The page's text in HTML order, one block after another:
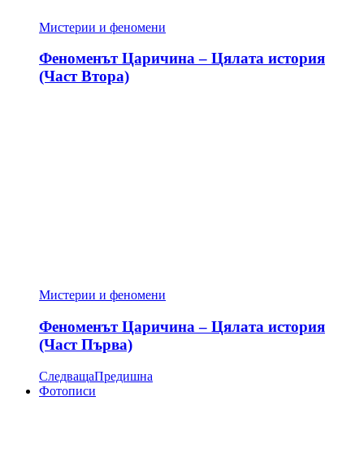
Мистерии и феномени
Феноменът Царичина – Цялата история
(Част Втора)
Мистерии и феномени
Феноменът Царичина – Цялата история
(Част Първа)
СледващаПредишна
Фотописи